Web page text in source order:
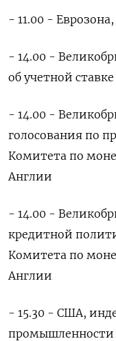
- 11.00 -
- 14.00 -
об учетной
- 14.00 -
голосования по
Комитета по
Англии
- 14.00 -
кредитной
Комитета по
Англии
- 15.30 - США,
промышленности